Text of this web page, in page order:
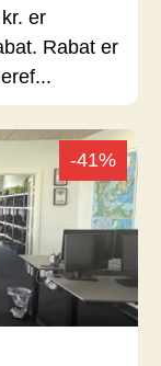
er
Rabat er
-41%